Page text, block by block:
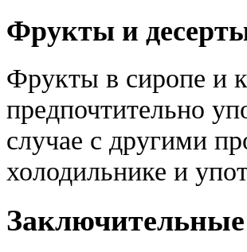
Фрукты и
Фрукты в сиропе и
предпочтительно
случае с другими
холодильнике и